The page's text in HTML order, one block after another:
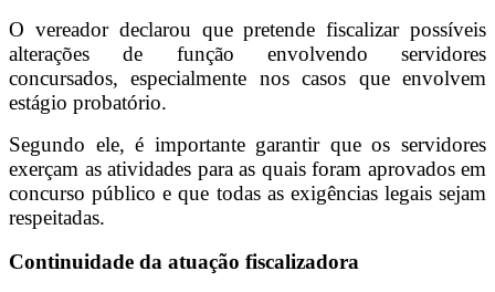
O vereador declarou que pretende fiscalizar possíveis
alterações de função envolvendo servidores
concursados, especialmente nos casos que envolvem
estágio probatório.
Segundo ele, é importante garantir que os servidores
exerçam as atividades para as quais foram aprovados em
concurso público e que todas as exigências legais sejam
respeitadas.
Continuidade da atuação fiscalizadora